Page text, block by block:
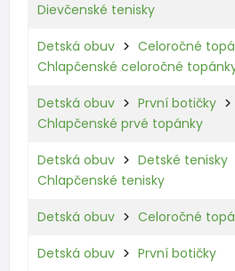
Dievčenské tenisky
Detská obuv
Celoročné
Chlapčenské celoročné
Detská obuv
První botičky
Chlapčenské prvé topánky
Detská obuv
Detské tenisky
Chlapčenské tenisky
Detská obuv Celoročné
Detská obuv První botičky